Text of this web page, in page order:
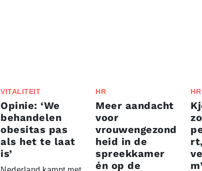
VITALITEIT
Opinie: ‘We
behandelen
obesitas pas
als het te laat
is’
HR
Meer aandacht
voor
vrouwengezond
heid in de
spreekkamer
én op de
HR
m’